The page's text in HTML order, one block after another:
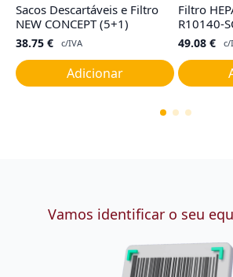
Sacos Descartáveis e Filtro
NEW CONCEPT (5+1)
38.75 € c/IVA
Adicionar
Filtro
R10140-
49.08 € c/
Vamos identificar o seu